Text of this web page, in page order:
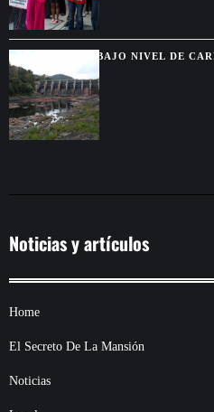
BAJO NIVEL DE
Noticias y artículos
Home
El Secreto De La Mansión
Noticias